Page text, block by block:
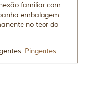
familiar com
embalagem
no teor do
Pingentes